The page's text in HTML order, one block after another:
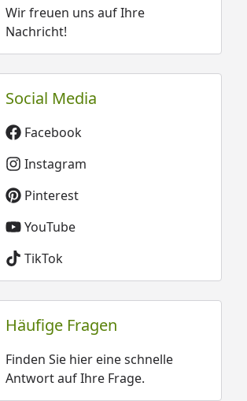
Wir freuen uns auf Ihre
Nachricht!
Social Media
Facebook
Instagram
Pinterest
YouTube
TikTok
Häufige Fragen
Finden Sie hier eine schnelle
Antwort auf Ihre Frage.